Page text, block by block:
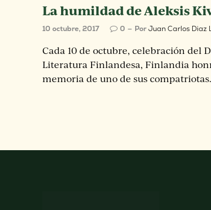
La humildad de Aleksis
10 octubre, 2017 0 PorJuan Carlos Diaz
Cada 10 de octubre, celebración del
Literatura Finlandesa, Finlandia
memoria de uno de sus